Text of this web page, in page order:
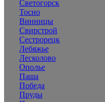
Светогорск
Тосно
Винницы
Свирстрой
Сестрорецк
Лебяжье
Лесколово
Ополье
Паша
Победа
Пруды